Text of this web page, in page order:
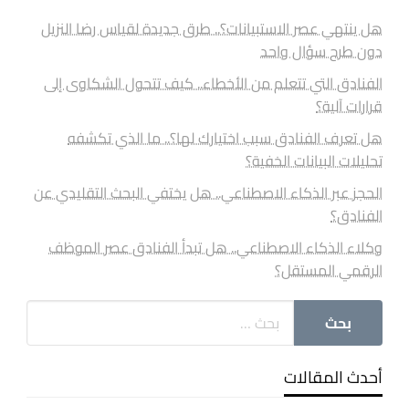
هل ينتهي عصر الاستبيانات؟.. طرق جديدة لقياس رضا النزيل
دون طرح سؤال واحد
الفنادق التي تتعلم من الأخطاء.. كيف تتحول الشكاوى إلى
قرارات آلية؟
هل تعرف الفنادق سبب اختيارك لها؟.. ما الذي تكشفه
تحليلات البيانات الخفية؟
الحجز عبر الذكاء الاصطناعي.. هل يختفي البحث التقليدي عن
الفنادق؟
وكلاء الذكاء الاصطناعي.. هل تبدأ الفنادق عصر الموظف
الرقمي المستقل؟
أحدث المقالات